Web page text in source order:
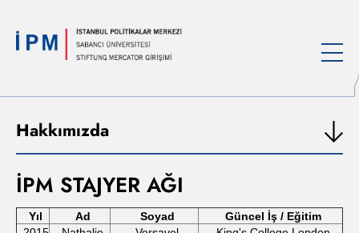
Hakkımızda
İPM STAJYER AĞI
Yıl Ad Soyad
Güncel İş / Eğitim